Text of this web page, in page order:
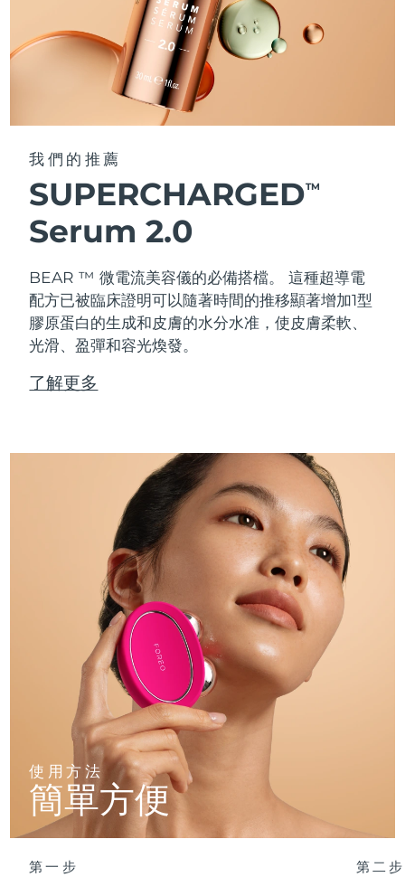
我們的推薦
SUPERCHARGEDTM
Serum 2.0
BEAR ™ 微電流美容儀的必備搭檔。 這種超導電
配方已被臨床證明可以隨著時間的推移顯著增加1型
膠原蛋白的生成和皮膚的水分水准，使皮膚柔軟、
光滑、盈彈和容光煥發。
了解更多
使用方法
簡單方便
第一步 第二步